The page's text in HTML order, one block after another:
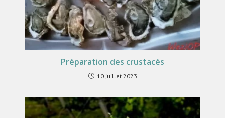
Préparation des crustacés
10 juillet 2023